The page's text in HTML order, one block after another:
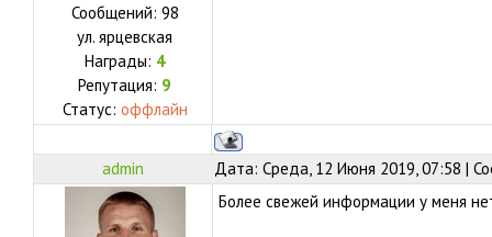
Сообщений: 98
ул. ярцевская
Награды: 4
Репутация: 9
Статус: оффлайн
admin Дата: Среда, 12 Июня 2019, 07:58 |
Более свежей информации у меня